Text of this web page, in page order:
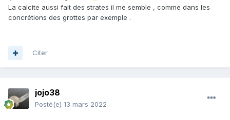
La calcite aussi fait des strates il me semble , comme dans les
concrétions des grottes par exemple .
Citer
jojo38
Posté(e) 13 mars 2022